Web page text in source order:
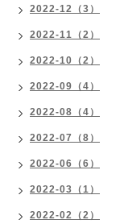
2022-12（3）
2022-11（2）
2022-10（2）
2022-09（4）
2022-08（4）
2022-07（8）
2022-06（6）
2022-03（1）
2022-02（2）